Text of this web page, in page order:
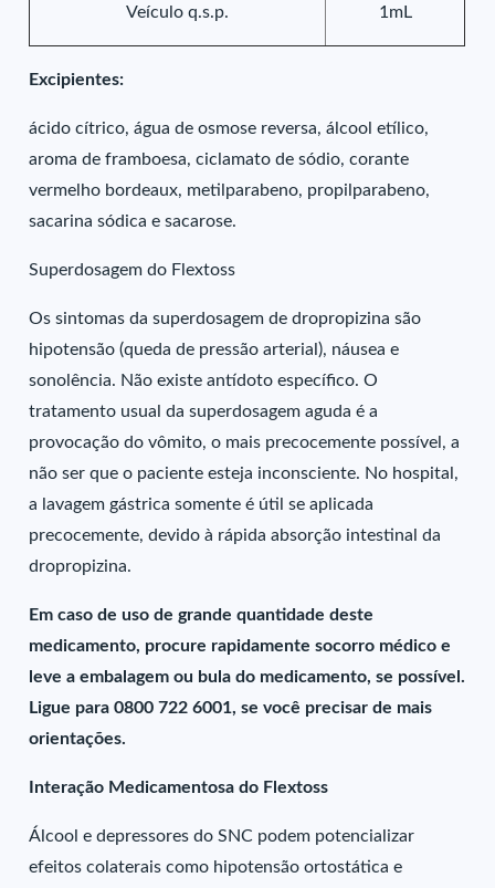
Veículo q.s.p. 1mL
Excipientes:
ácido cítrico, água de osmose reversa, álcool etílico,
aroma de framboesa, ciclamato de sódio, corante
vermelho bordeaux, metilparabeno, propilparabeno,
sacarina sódica e sacarose.
Superdosagem do Flextoss
Os sintomas da superdosagem de dropropizina são
hipotensão (queda de pressão arterial), náusea e
sonolência. Não existe antídoto específico. O
tratamento usual da superdosagem aguda é a
provocação do vômito, o mais precocemente possível, a
não ser que o paciente esteja inconsciente. No hospital,
a lavagem gástrica somente é útil se aplicada
precocemente, devido à rápida absorção intestinal da
dropropizina.
Em caso de uso de grande quantidade deste
medicamento, procure rapidamente socorro médico e
leve a embalagem ou bula do medicamento, se possível.
Ligue para 0800 722 6001, se você precisar de mais
orientações.
Interação Medicamentosa do Flextoss
Álcool e depressores do SNC podem potencializar
efeitos colaterais como hipotensão ortostática e